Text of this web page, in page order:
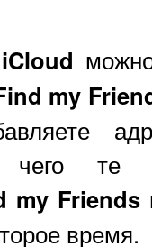
iCloud
my
те
my Friends
время.